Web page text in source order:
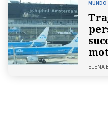
MUNDO
ELENA